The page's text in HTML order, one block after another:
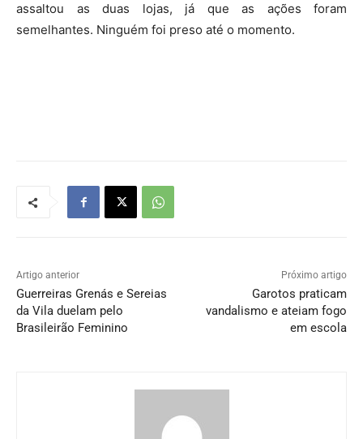
assaltou as duas lojas, já que as ações foram
semelhantes. Ninguém foi preso até o momento.
Artigo anterior
Guerreiras Grenás e Sereias
da Vila duelam pelo
Brasileirão Feminino
Próximo artigo
Garotos praticam
vandalismo e ateiam fogo
em escola